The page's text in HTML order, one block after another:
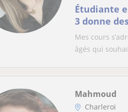
Étudiante
3 donne
ou
Mes cours
âgés qui
Mahmoud
Charleroi